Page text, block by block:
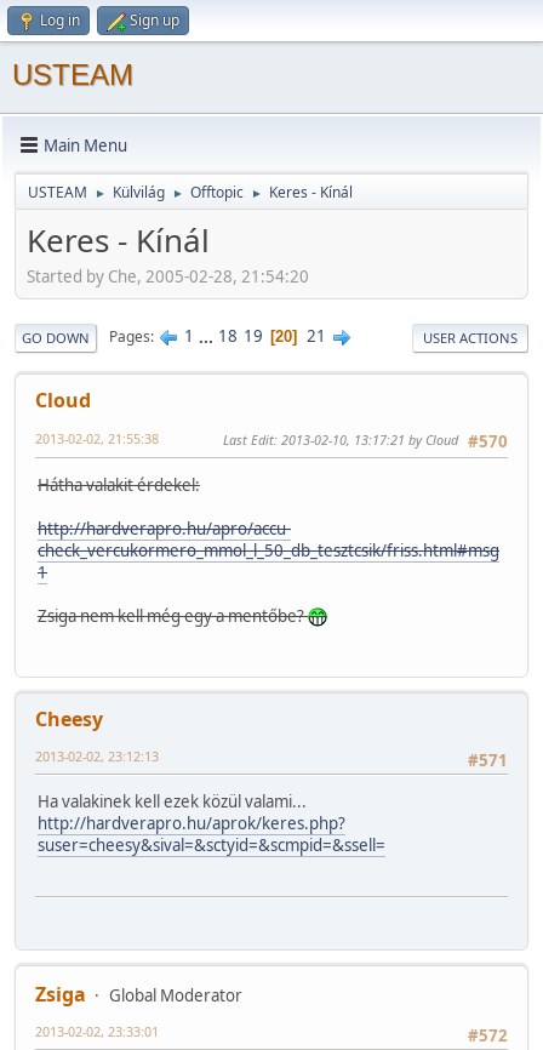
Log in Sign up
USTEAM
Main Menu
USTEAM ► Külvilág ► Offtopic ► Keres - Kínál
Keres - Kínál
Started by Che, 2005-02-28, 21:54:20
GO DOWN Pages 1 ... 18 19 20 21 USER ACTIONS
Cloud
#570
2013-02-02, 21:55:38 Last Edit: 2013-02-10, 13:17:21 by Cloud
Hátha valakit érdekel:
http://hardverapro.hu/apro/accu-
check_vercukormero_mmol_l_50_db_tesztcsik/friss.html#msg
1
Zsiga nem kell még egy a mentőbe?
Cheesy
#571
2013-02-02, 23:12:13
Ha valakinek kell ezek közül valami...
http://hardverapro.hu/aprok/keres.php?
suser=cheesy&sival=&sctyid=&scmpid=&ssell=
Zsiga
Global Moderator
#572
2013-02-02, 23:33:01